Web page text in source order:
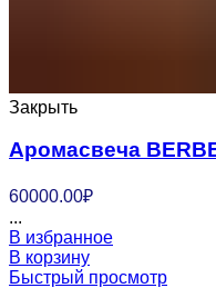
Закрыть
Аромасвеча
60000.00₽
...
В избранное
В корзину
Быстрый просмотр